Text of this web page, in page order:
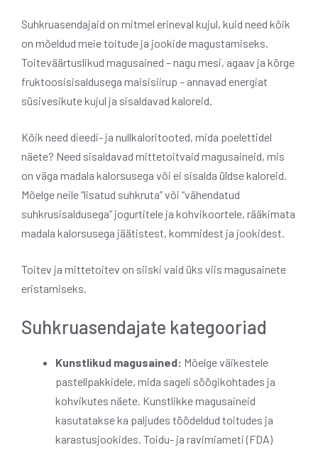
Suhkruasendajaid on mitmel erineval kujul, kuid need kõik
on mõeldud meie toitude ja jookide magustamiseks.
Toiteväärtuslikud magusained – nagu mesi, agaav ja kõrge
fruktoosisisaldusega maisisiirup – annavad energiat
süsivesikute kujul ja sisaldavad kaloreid.
Kõik need dieedi- ja nullkaloritooted, mida poelettidel
näete? Need sisaldavad mittetoitvaid magusaineid, mis
on väga madala kalorsusega või ei sisalda üldse kaloreid.
Mõelge neile “lisatud suhkruta” või “vähendatud
suhkrusisaldusega” jogurtitele ja kohvikoortele, rääkimata
madala kalorsusega jäätistest, kommidest ja jookidest.
Toitev ja mittetoitev on siiski vaid üks viis magusainete
eristamiseks.
Suhkruasendajate kategooriad
Kunstlikud magusained: Mõelge väikestele
pastellpakkidele, mida sageli söögikohtades ja
kohvikutes näete. Kunstlikke magusaineid
kasutatakse ka paljudes töödeldud toitudes ja
karastusjookides. Toidu- ja ravimiameti (FDA)